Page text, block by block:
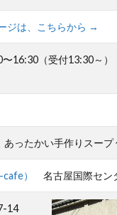
ジは、こちらから →
〜16:30（受付13:30～
ったかい手作りスープ
） 名古屋国際セン
14